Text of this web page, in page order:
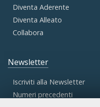
Diventa Aderente
Diventa Alleato
Collabora
Newsletter
Iscriviti alla Newsletter
Numeri precedenti